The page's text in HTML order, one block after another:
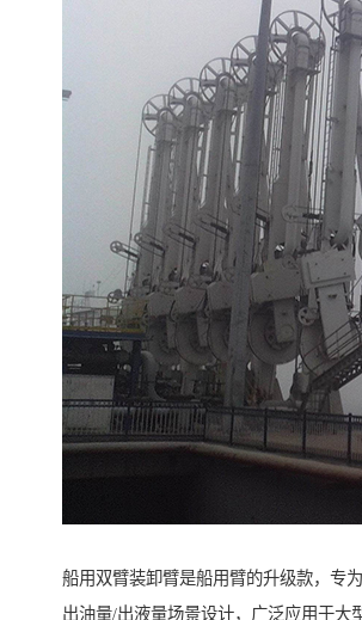
船用双臂装卸臂是船用臂的升级款，专
出油量/出液量场景设计，广泛应用于大